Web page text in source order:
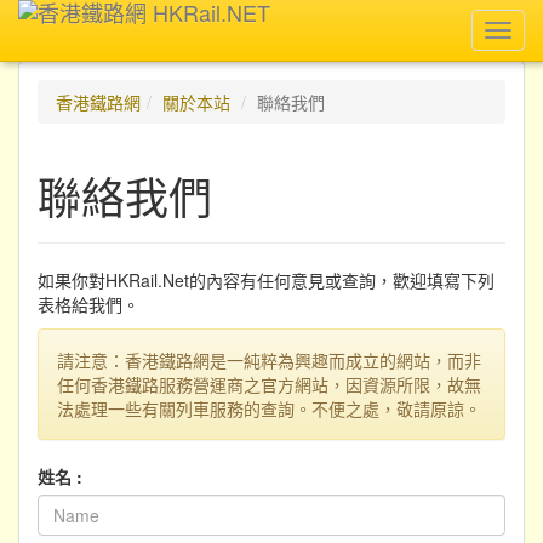
香港鐵路網
關於本站 聯絡我們
聯絡我們
如果你對HKRail.Net的內容有任何意見或查詢，歡迎填寫下列
表格給我們。
請注意：香港鐵路網是一純粹為興趣而成立的網站，而非
任何香港鐵路服務營運商之官方網站，因資源所限，故無
法處理一些有關列車服務的查詢。不便之處，敬請原諒。
姓名 :